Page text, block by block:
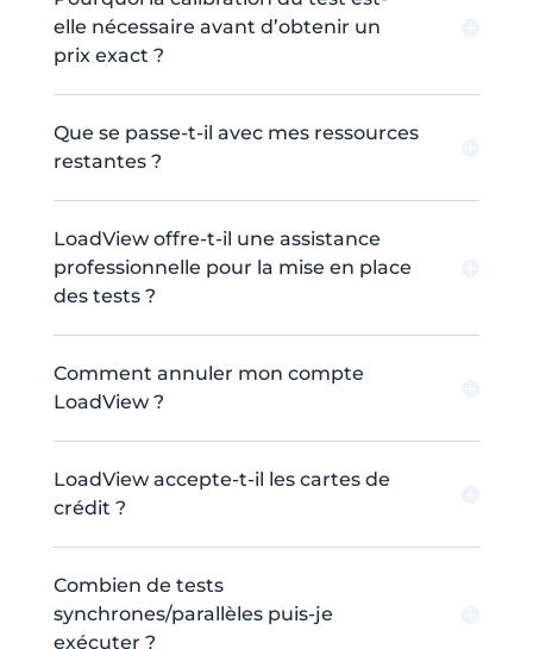
elle nécessaire avant d’obtenir un
prix exact ?
Que se passe-t-il avec mes ressources
restantes ?
LoadView offre-t-il une assistance
professionnelle pour la mise en place
des tests ?
Comment annuler mon compte
LoadView ?
LoadView accepte-t-il les cartes de
crédit ?
Combien de tests
synchrones/parallèles puis-je
exécuter ?